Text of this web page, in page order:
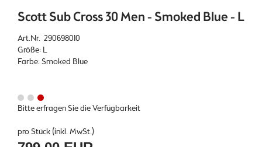
Scott Sub Cross 30 Men - Smoked Blue - L
Art.Nr. 290698010
Größe: L
Farbe: Smoked Blue
Bitte erfragen Sie die Verfügbarkeit
pro Stück (inkl. MwSt.)